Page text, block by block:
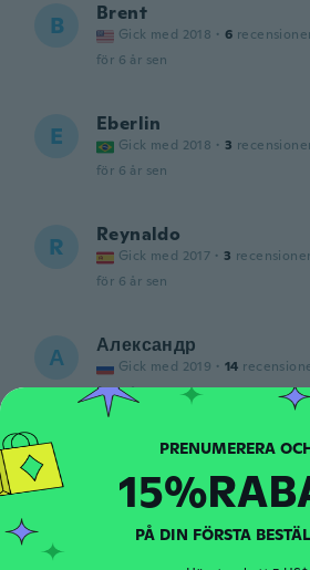
B Brent
Gick med 2018 · 6
för 6 år sen
E Eberlin
Gick med 2018 · 3
för 6 år sen
R Reynaldo
Gick med 2017 · 3 recensioner
för 6 år sen
А Александр
Gick med 2019 · 14
för 6 år sen
R Gick med 2017 ·
recensioner
för 6 år sen
PÅ DIN FÖRSTA